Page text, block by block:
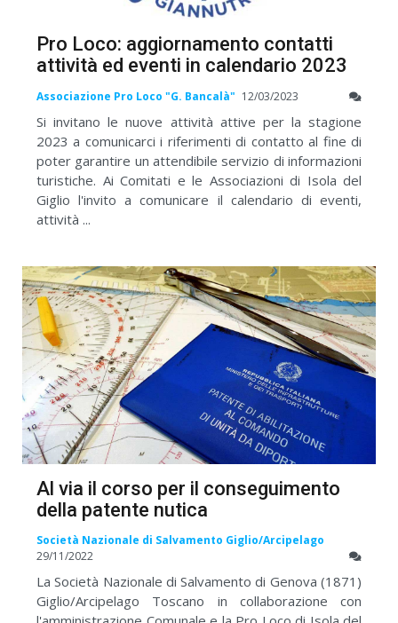
Pro Loco: aggiornamento contatti
attività ed eventi in calendario 2023
Associazione Pro Loco "G. Bancalà" 12/03/2023
Si invitano le nuove attività attive per la stagione
2023 a comunicarci i riferimenti di contatto al fine di
poter garantire un attendibile servizio di informazioni
turistiche. Ai Comitati e le Associazioni di Isola del
Giglio l'invito a comunicare il calendario di eventi,
attività ...
Al via il corso per il conseguimento
della patente nutica
Società Nazionale di Salvamento Giglio/Arcipelago
29/11/2022
La Società Nazionale di Salvamento di Genova (1871)
Giglio/Arcipelago Toscano in collaborazione con